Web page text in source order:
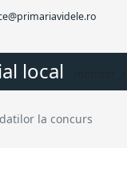
local
la concurs